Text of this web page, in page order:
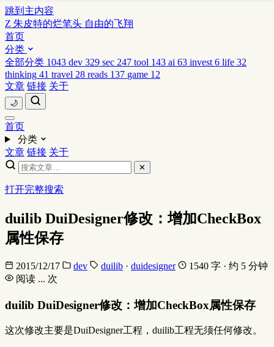
跳到主内容
Z 朱皮特的烂笔头 自由的飞翔
首页
分类
全部分类 1043 dev 329 sec 247 tool 143 ai 63 invest 6 life 32
thinking 41 travel 28 reads 137 game 12
文章 链接 关于
🌙
首页
分类
文章 链接 关于
✕
打开完整搜索
duilib DuiDesigner修改：增加CheckBox
属性保存
2015/12/17 dev duilib · duidesigner
1540 字 · 约 5 分钟
阅读 ... 次
duilib DuiDesigner修改：增加CheckBox属性保存
这次修改主要是DuiDesigner工程，duilib工程无须任何修改。